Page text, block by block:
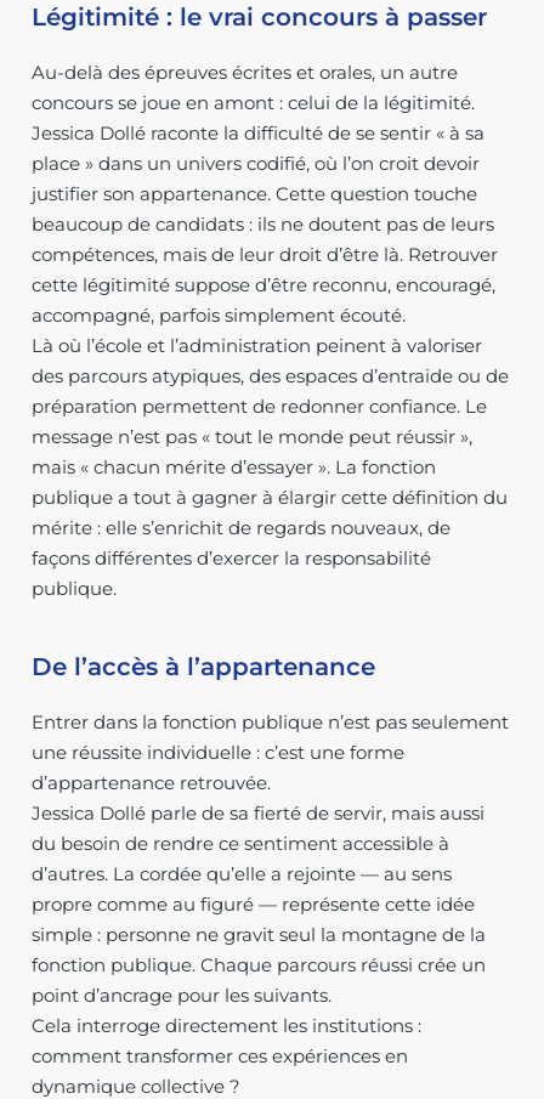
Légitimité : le vrai concours à passer
Au-delà des épreuves écrites et orales, un autre
concours se joue en amont : celui de la légitimité.
Jessica Dollé raconte la difficulté de se sentir « à sa
place » dans un univers codifié, où l’on croit devoir
justifier son appartenance. Cette question touche
beaucoup de candidats : ils ne doutent pas de leurs
compétences, mais de leur droit d’être là. Retrouver
cette légitimité suppose d’être reconnu, encouragé,
accompagné, parfois simplement écouté.
Là où l’école et l’administration peinent à valoriser
des parcours atypiques, des espaces d’entraide ou de
préparation permettent de redonner confiance. Le
message n’est pas « tout le monde peut réussir »,
mais « chacun mérite d’essayer ». La fonction
publique a tout à gagner à élargir cette définition du
mérite : elle s’enrichit de regards nouveaux, de
façons différentes d’exercer la responsabilité
publique.
De l’accès à l’appartenance
Entrer dans la fonction publique n’est pas seulement
une réussite individuelle : c’est une forme
d’appartenance retrouvée.
Jessica Dollé parle de sa fierté de servir, mais aussi
du besoin de rendre ce sentiment accessible à
d’autres. La cordée qu’elle a rejointe — au sens
propre comme au figuré — représente cette idée
simple : personne ne gravit seul la montagne de la
fonction publique. Chaque parcours réussi crée un
point d’ancrage pour les suivants.
Cela interroge directement les institutions :
comment transformer ces expériences en
dynamique collective ?